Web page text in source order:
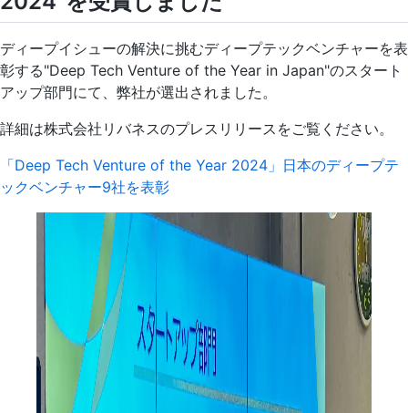
ディープイシューの解決に挑むディープテックベンチャーを表
彰する"Deep Tech Venture of the Year in Japan"のスタート
アップ部門にて、弊社が選出されました。
詳細は株式会社リバネスのプレスリリースをご覧ください。
「Deep Tech Venture of the Year 2024」日本のディープテ
ックベンチャー9社を表彰